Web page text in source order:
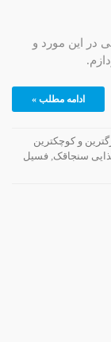
در این مورد و
ادامه مطلب »
و کوچکترین
سنجاقک, فسیل